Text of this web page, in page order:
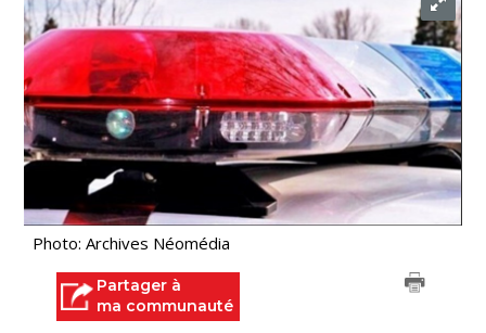
Photo: Archives Néomédia
Partager à
ma communauté